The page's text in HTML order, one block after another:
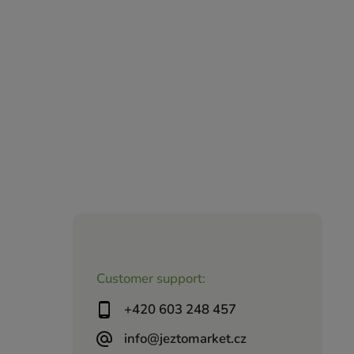
Customer support:
+420 603 248 457
info@jeztomarket.cz